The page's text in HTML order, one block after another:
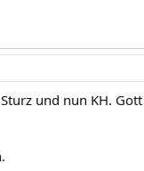
und nun KH.